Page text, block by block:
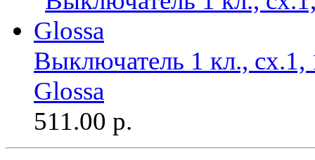
Выключатель 1 кл., сх.1,
Glossa
511.00 р.